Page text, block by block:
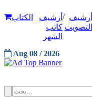
أرشيف
التصويت
/ أرشيف
كاتب
الشهر
الكتاب
Aug 08 / 2026